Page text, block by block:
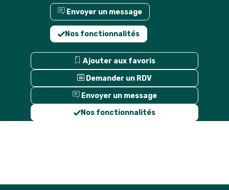
Envoyer un message
Nos fonctionnalités
Ajouter aux favoris
Demander un RDV
Envoyer un message
Nos fonctionnalités